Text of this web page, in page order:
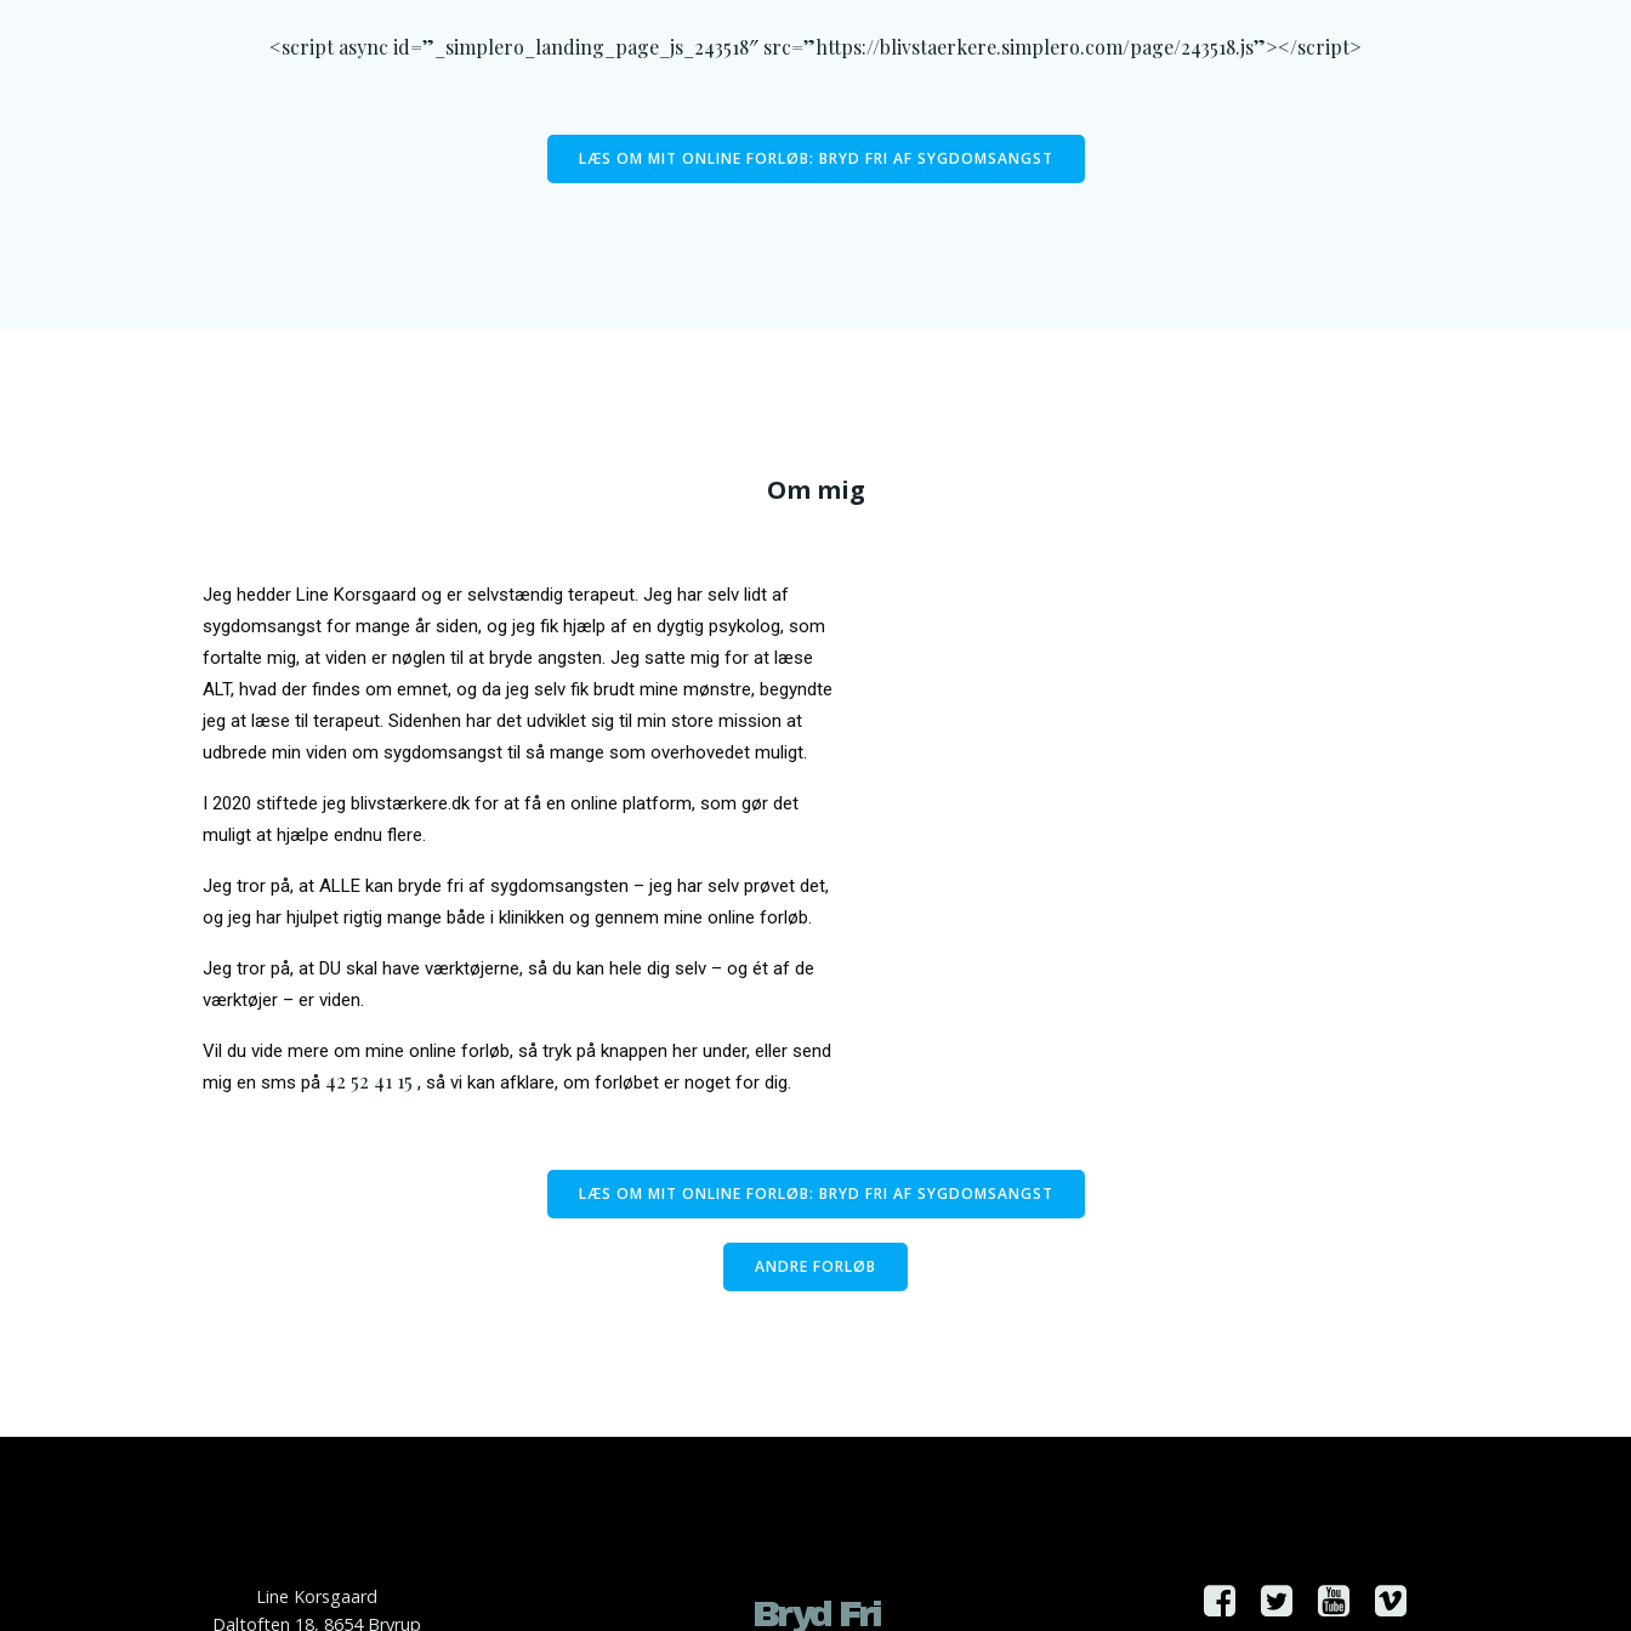
<script async id=”_simplero_landing_page_js_243518″ src=”https://blivstaerkere.simplero.com/page/243518.js”></script>
LÆS OM MIT ONLINE FORLØB: BRYD FRI AF SYGDOMSANGST
Om mig
Jeg hedder Line Korsgaard og er selvstændig terapeut. Jeg har selv lidt af
sygdomsangst for mange år siden, og jeg fik hjælp af en dygtig psykolog, som
fortalte mig, at viden er nøglen til at bryde angsten. Jeg satte mig for at læse
ALT, hvad der findes om emnet, og da jeg selv fik brudt mine mønstre, begyndte
jeg at læse til terapeut. Sidenhen har det udviklet sig til min store mission at
udbrede min viden om sygdomsangst til så mange som overhovedet muligt.
I 2020 stiftede jeg blivstærkere.dk for at få en online platform, som gør det
muligt at hjælpe endnu flere.
Jeg tror på, at ALLE kan bryde fri af sygdomsangsten – jeg har selv prøvet det,
og jeg har hjulpet rigtig mange både i klinikken og gennem mine online forløb.
Jeg tror på, at DU skal have værktøjerne, så du kan hele dig selv – og ét af de
værktøjer – er viden.
Vil du vide mere om mine online forløb, så tryk på knappen her under, eller send
mig en sms på 42 52 41 15 , så vi kan afklare, om forløbet er noget for dig.
LÆS OM MIT ONLINE FORLØB: BRYD FRI AF SYGDOMSANGST
ANDRE FORLØB
Line Korsgaard
Daltoften 18, 8654 Bryrup
Bryd Fri